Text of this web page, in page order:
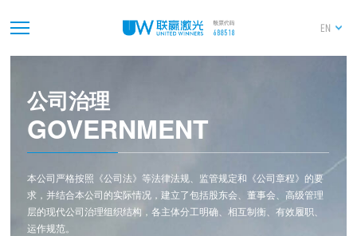
EN
公司治理
GOVERNMENT
本公司严格按照《公司法》等法律法规、监管规定和《公司章程》的要
求，并结合本公司的实际情况，建立了包括股东会、董事会、高级管理
层的现代公司治理组织结构，各主体分工明确、相互制衡、有效履职、
运作规范。